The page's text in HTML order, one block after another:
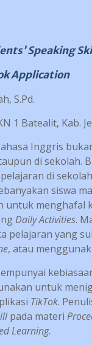
Speaking
Application
S.Pd.
1 Batealit, Kab.
Inggris
di sekolah.
di
siswa
untuk
Daily Activities.
yang
, atau
untuk
TikTok.
pada materi
Learning.